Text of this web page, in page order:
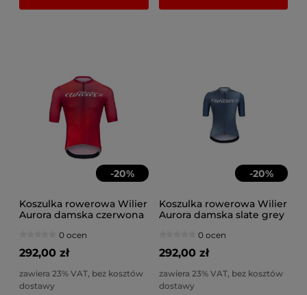
-20%
Koszulka rowerowa Wilier
Aurora damska czerwona
0 ocen
292,00 zł
zawiera 23% VAT, bez kosztów
dostawy
-20%
Koszulka rowerowa Wilier
Aurora damska slate grey
0 ocen
292,00 zł
zawiera 23% VAT, bez kosztów
dostawy